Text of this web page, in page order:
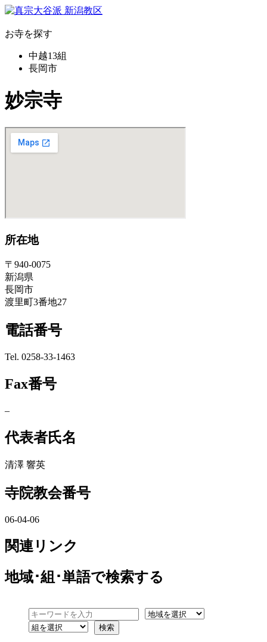
お寺を探す
中越13組
長岡市
妙宗寺
所在地
〒940-0075
新潟県
長岡市
渡里町3番地27
電話番号
Tel. 0258-33-1463
Fax番号
–
代表者氏名
清澤 響英
寺院教会番号
06-04-06
関連リンク
地域･組･単語で検索する